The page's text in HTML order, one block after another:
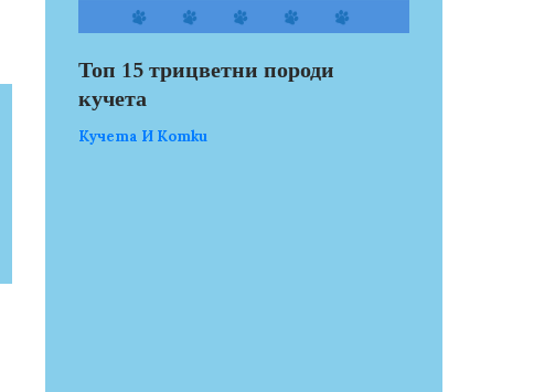
Топ 15 трицветни породи
кучета
Кучета И Котки